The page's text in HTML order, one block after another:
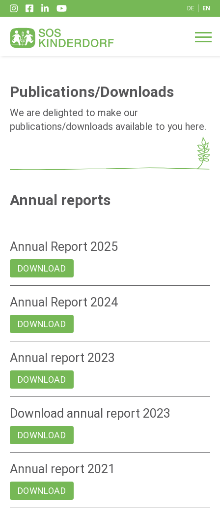
DE EN
Publications/Downloads
We are delighted to make our
publications/downloads available to you here.
Annual reports
Annual Report 2025
DOWNLOAD
Annual Report 2024
DOWNLOAD
Annual report 2023
DOWNLOAD
Download annual report 2023
DOWNLOAD
Annual report 2021
DOWNLOAD